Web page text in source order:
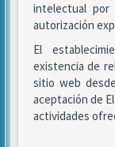
intelectual por
autorización
El
existencia de
sitio web
aceptación de
actividades